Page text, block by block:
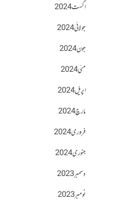
اگست 2024
جولائی 2024
جون 2024
مئی 2024
اپریل 2024
مارچ 2024
فروری 2024
جنوری 2024
دسمبر 2023
نومبر 2023